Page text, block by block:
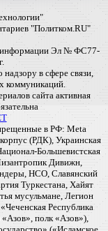
"Политком.RU"
информации Эл № ФС77-
в сфере связи,
коммуникаций.
сайта активная
в РФ: Meta
(РДК), Украинская
Большевистская
Дивижн,
НСО, Славянский
Туркестана, Хайят
мусульмане, Легион
Республика
полк «Азов»),